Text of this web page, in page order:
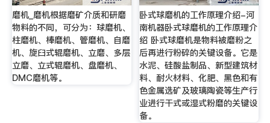
磨机_磨机根据磨矿介质和研磨
物料的不同，可分为：球磨机、
柱磨机、棒磨机、管磨机、自磨
机、旋臼式辊磨机、立磨、多层
立磨、立式辊磨机、盘磨机、
DMC磨机等。
卧式球磨机的工作原理介绍-河
南机器卧式球磨机的工作原理介
绍 卧式球磨机是物料被磨粉之
后再进行粉碎的关键设备。它是
水泥、硅酸盐制品、新型建筑材
料、耐火材料、化肥、黑色和有
色金属选矿及玻璃陶瓷等生产行
业进行干式或湿式粉磨的关键设
备。